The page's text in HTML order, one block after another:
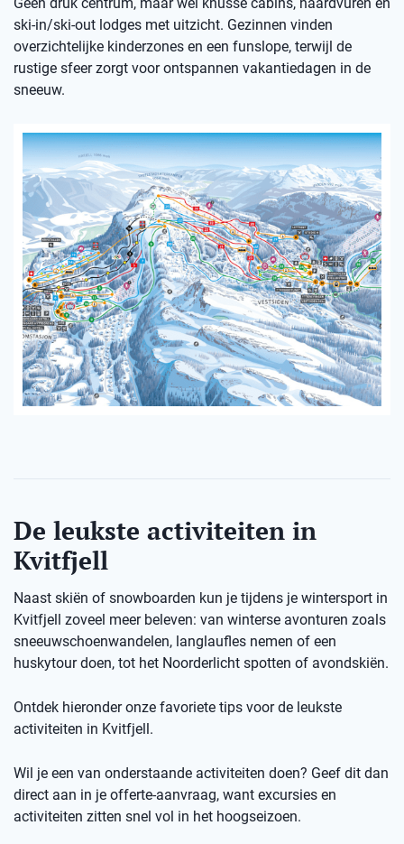
ski-in/ski-out lodges met uitzicht. Gezinnen vinden
overzichtelijke kinderzones en een funslope, terwijl de
rustige sfeer zorgt voor ontspannen vakantiedagen in de
sneeuw.
De leukste activiteiten in
Kvitfjell
Naast skiën of snowboarden kun je tijdens je wintersport in
Kvitfjell zoveel meer beleven: van winterse avonturen zoals
sneeuwschoenwandelen, langlaufles nemen of een
huskytour doen, tot het Noorderlicht spotten of avondskiën.
Ontdek hieronder onze favoriete tips voor de leukste
activiteiten in Kvitfjell.
Wil je een van onderstaande activiteiten doen? Geef dit dan
direct aan in je offerte-aanvraag, want excursies en
activiteiten zitten snel vol in het hoogseizoen.